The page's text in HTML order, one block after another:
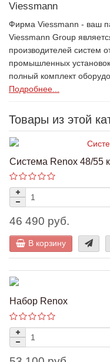
Viessmann
Фирма Viessmann - ваш
Viessmann Group
производителей систем
промышленных
полный комплект
Подробнее...
Товары из этой
Система Renox 48/55
46 490 руб.
В корзину
Набор Renox